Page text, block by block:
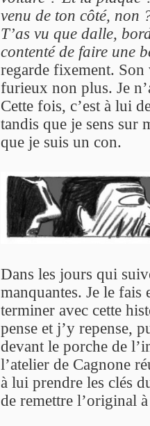
venu de ton côté, non
T’as vu que dalle,
contenté de faire une
regarde fixement. Son
furieux non plus. Je
Cette fois, c’est à lui
tandis que je sens sur
que je suis un con.
Dans les jours qui
manquantes. Je le fais
terminer avec cette
pense et j’y repense,
devant le porche de
l’atelier de Cagnone
à lui prendre les clés
de remettre l’original